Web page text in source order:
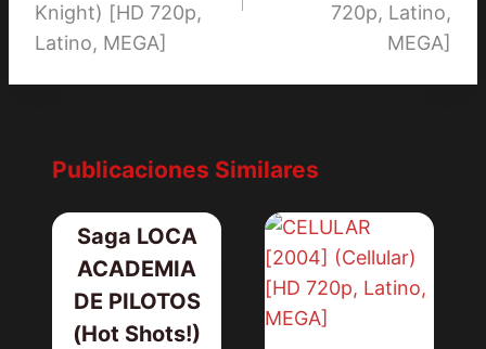
Knight) [HD 720p,
Latino, MEGA]
720p, Latino,
MEGA]
Publicaciones Similares
Saga LOCA
ACADEMIA
DE PILOTOS
(Hot Shots!)